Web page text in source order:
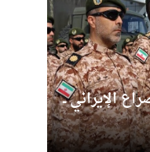
الإيراني ــ